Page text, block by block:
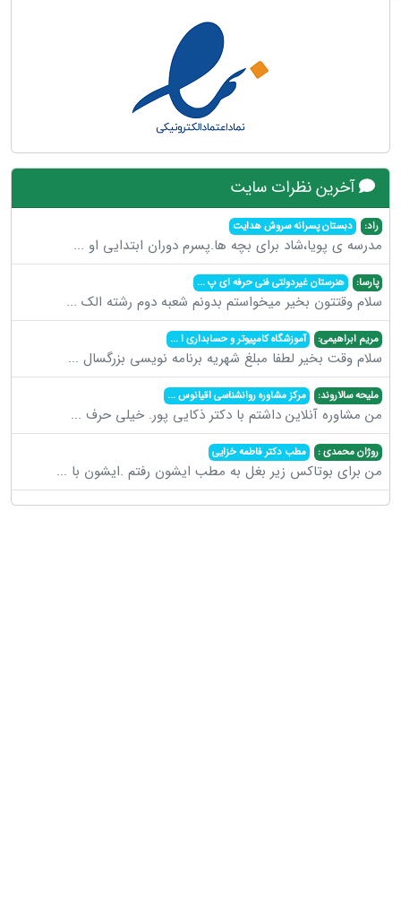
آخرین نظرات سایت
راد: دبستان پسرانه سروش هدایت
مدرسه ی پویا،شاد برای بچه ها.پسرم دوران ابتدایی او ...
پارسا: هنرستان غیردولتی فنی حرفه ای پ...
سلام وقتتون بخیر میخواستم بدونم شعبه دوم رشته الک ...
مریم ابراهیمی: آموزشگاه کامپیوتر و حسابداری ا...
سلام وقت بخیر لطفا مبلغ شهریه برنامه نویسی بزرگسال ...
ملیحه سالاروند: مرکز مشاوره روانشناسی اقیانوس...
من مشاوره آنلاین داشتم با دکتر ذکایی پور. خیلی حرف ...
روژان محمدی : مطب دکتر فاطمه خزایی
من برای بوتاکس زیر بغل به مطب ایشون رفتم .ایشون با ...